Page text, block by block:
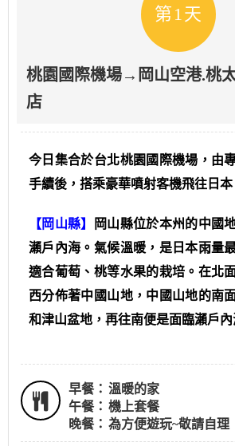
第1天
桃園國際機場→岡山空港.桃
店
今日集合於台北桃園國際機場，由
手續後，搭乘豪華噴射客機飛往日本
【岡山縣】
岡山縣位於本州的中國
瀨戶內海。氣候溫暖，是日本雨量
適合葡萄、桃等水果的栽培。在北
西分佈著中國山地，中國山地的南
和津山盆地，再往南便是面臨瀨戶內
早餐： 溫暖的家
午餐： 機上套餐
晚餐： 為方便遊玩~敬請自理